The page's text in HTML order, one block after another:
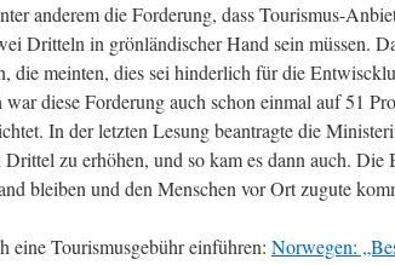
anderem die Forderung, dass Tourismus-
Dritteln in grönländischer Hand sein müssen.
die meinten, dies sei hinderlich für die
diese Forderung auch schon einmal auf 51
In der letzten Lesung beantragte die
zu erhöhen, und so kam es dann auch. Die
bleiben und den Menschen vor Ort zugute
eine Tourismusgebühr einführen: Norwegen: